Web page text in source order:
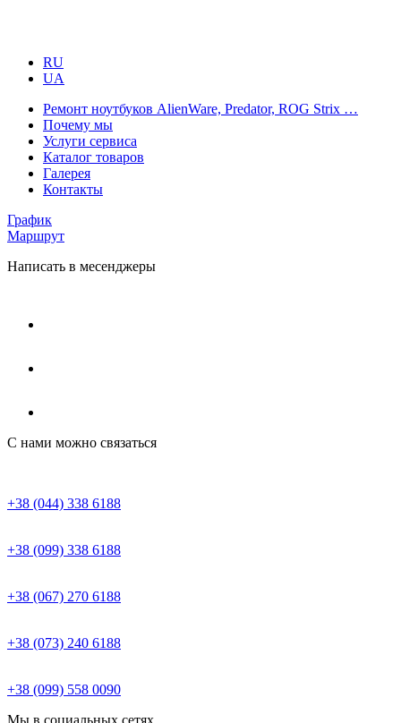
RU
UA
Ремонт ноутбуков AlienWare, Predator, ROG Strix …
Почему мы
Услуги сервиса
Каталог товаров
Галерея
Контакты
График
Маршрут
Написать в месенджеры
С нами можно связаться
+38 (044) 338 6188
+38 (099) 338 6188
+38 (067) 270 6188
+38 (073) 240 6188
+38 (099) 558 0090
Мы в социальных сетях